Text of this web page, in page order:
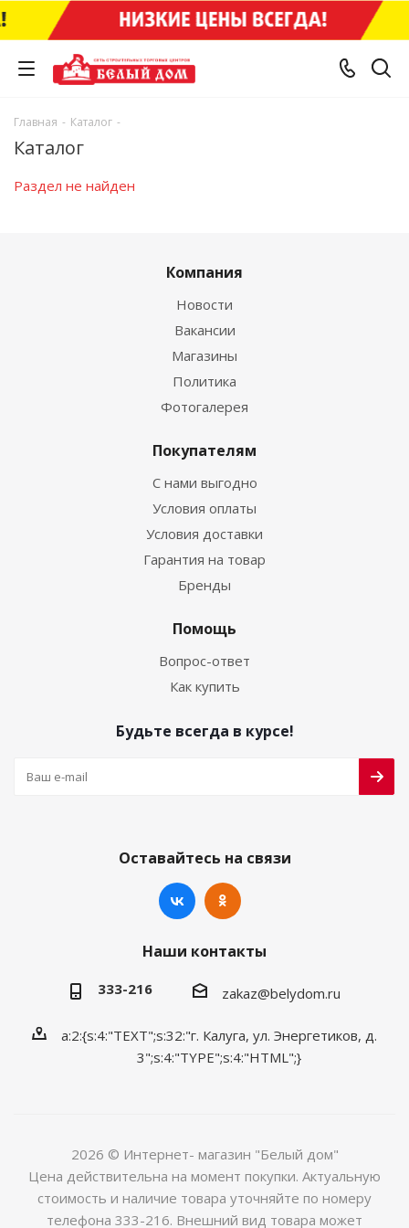
Главная - Каталог -
Каталог
Раздел не найден
Компания
Новости
Вакансии
Магазины
Политика
Фотогалерея
Покупателям
С нами выгодно
Условия оплаты
Условия доставки
Гарантия на товар
Бренды
Помощь
Вопрос-ответ
Как купить
Будьте всегда в курсе!
Оставайтесь на связи
Наши контакты
333-216 zakaz@belydom.ru
a:2:{s:4:"TEXT";s:32:"г. Калуга, ул. Энергетиков, д.
3";s:4:"TYPE";s:4:"HTML";}
2026 © Интернет- магазин "Белый дом"
Цена действительна на момент покупки. Актуальную
стоимость и наличие товара уточняйте по номеру
телефона 333-216. Внешний вид товара может